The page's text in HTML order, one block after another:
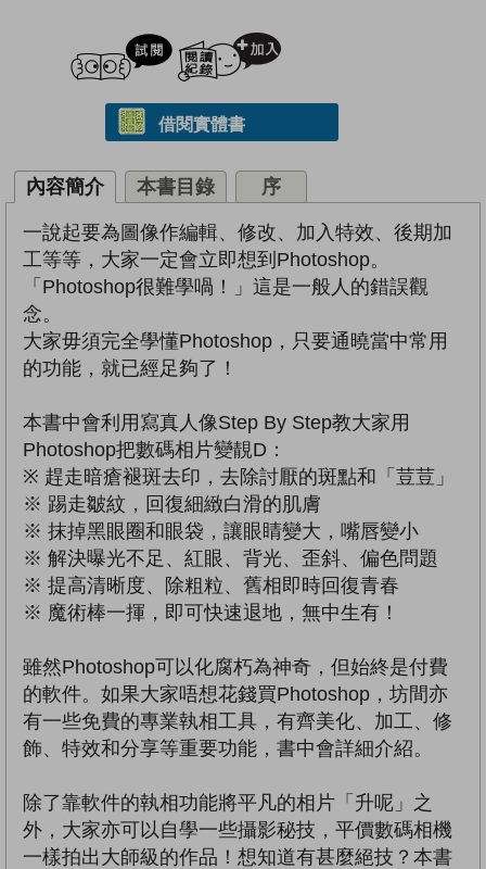
試閲
借閱實體書
內容簡介 本書目錄 序
一說起要為圖像作編輯、修改、加入特效、後期加
工等等，大家一定會立即想到Photoshop。
「Photoshop很難學喎！」這是一般人的錯誤觀
念。
大家毋須完全學懂Photoshop，只要通曉當中常用
的功能，就已經足夠了！
本書中會利用寫真人像Step By Step教大家用
Photoshop把數碼相片變靚D：
※ 趕走暗瘡褪斑去印，去除討厭的斑點和「荳荳」
※ 踢走皺紋，回復細緻白滑的肌膚
※ 抹掉黑眼圈和眼袋，讓眼睛變大，嘴唇變小
※ 解決曝光不足、紅眼、背光、歪斜、偏色問題
※ 提高清晰度、除粗粒、舊相即時回復青春
※ 魔術棒一揮，即可快速退地，無中生有！
雖然Photoshop可以化腐朽為神奇，但始終是付費
的軟件。如果大家唔想花錢買Photoshop，坊間亦
有一些免費的專業執相工具，有齊美化、加工、修
飾、特效和分享等重要功能，書中會詳細介紹。
除了靠軟件的執相功能將平凡的相片「升呢」之
外，大家亦可以自學一些攝影秘技，平價數碼相機
一樣拍出大師級的作品！想知道有甚麼絕技？本書